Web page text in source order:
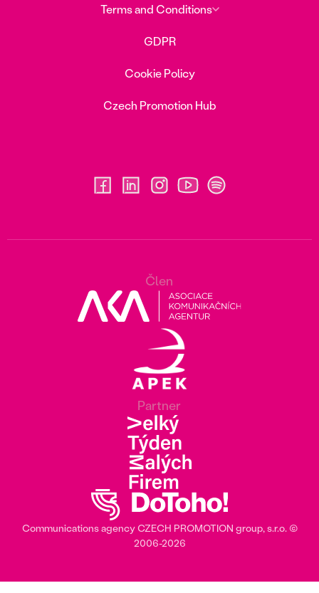
Terms and Conditions
GDPR
Cookie Policy
Czech Promotion Hub
Člen
Partner
Communications agencyCZECH PROMOTION group, s.r.o. ©
2006‎-‎2026